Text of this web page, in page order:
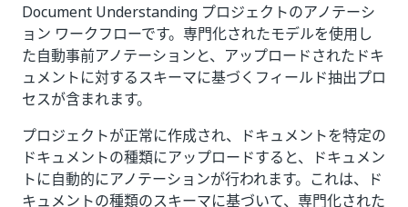
Document Understanding プロジェクトのアノテーシ
ョン ワークフローです。専門化されたモデルを使用し
た自動事前アノテーションと、アップロードされたドキ
ュメントに対するスキーマに基づくフィールド抽出プロ
セスが含まれます。
プロジェクトが正常に作成され、ドキュメントを特定の
ドキュメントの種類にアップロードすると、ドキュメン
トに自動的にアノテーションが行われます。これは、ド
キュメントの種類のスキーマに基づいて、専門化された